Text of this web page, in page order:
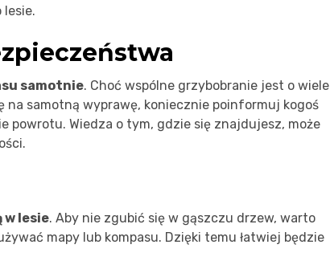
samotnie. Choć wspólne grzybobranie jest o wiele
samotną wyprawę, koniecznie poinformuj kogoś
powrotu. Wiedza o tym, gdzie się znajdujesz, może
w lesie. Aby nie zgubić się w gąszczu drzew, warto
mapy lub kompasu. Dzięki temu łatwiej będzie